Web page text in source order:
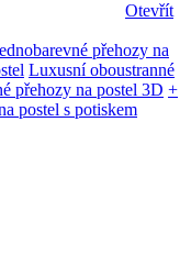
Otevřít
přehozy na
Luxusní oboustranné
přehozy na postel 3D +
postel s potiskem